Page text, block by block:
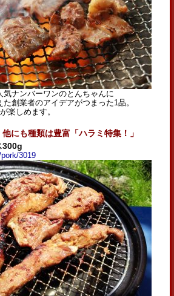
気ナンバーワンのとんちゃんに
創業者のアイデアがつまった1品。
楽しめます。
他にも種類は豊富「ハラミ特集！」
300g
3019